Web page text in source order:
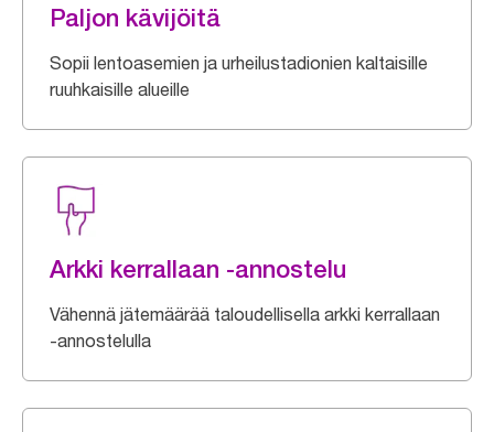
Paljon kävijöitä
Sopii lentoasemien ja urheilustadionien kaltaisille
ruuhkaisille alueille
Arkki kerrallaan -annostelu
Vähennä jätemäärää taloudellisella arkki kerrallaan
-annostelulla